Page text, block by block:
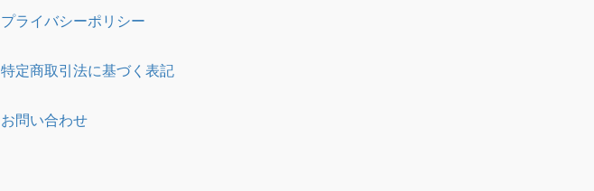
プライバシーポリシー
特定商取引法に基づく表記
お問い合わせ